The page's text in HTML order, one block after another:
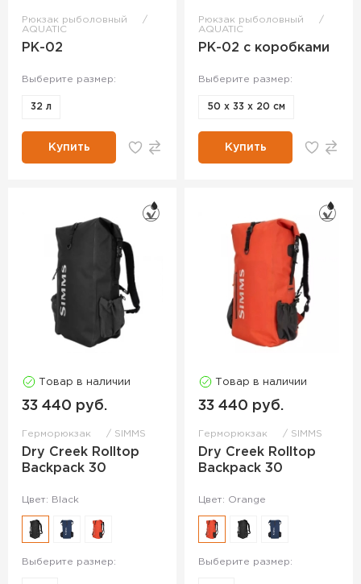
Рюкзак рыболовный
AQUATIC
РК-02
Выберите размер:
32 л
Купить
Рюкзак рыболовный
AQUATIC
РК-02 с коробками
Выберите размер:
50 х 33 х 20 см
Купить
Товар в наличии
33 440 руб.
Герморюкзак SIMMS
Dry Creek Rolltop
Backpack 30
Цвет: Black
Выберите размер:
Товар в наличии
33 440 руб.
Герморюкзак SIMMS
Dry Creek Rolltop
Backpack 30
Цвет: Orange
Выберите размер: